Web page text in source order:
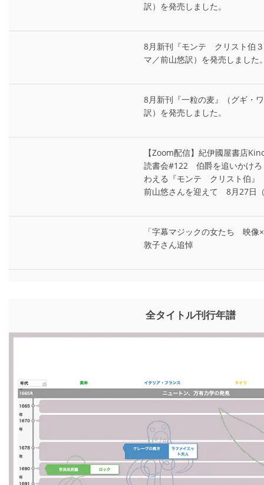
訳）を発売しました。
8月新刊『モンテ゠クリスト伯
マ／前山悠訳）を発売しました
8月新刊『一粒の麦』（グギ・
訳）を発売しました。
【Zoom配信】紀伊國屋書店
読書会#122 伯爵を追いかけ
わえる『モンテ゠クリスト伯
前山悠さんを迎えて 8月27日
「字幕マジックの女たち 映像
敦子さん追悼
全タイトル刊行年譜